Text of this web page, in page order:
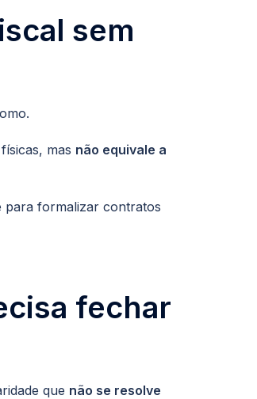
sem
mas não equivale a
para formalizar contratos
fechar
que não se resolve